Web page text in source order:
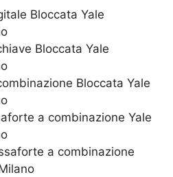
Bloccata Yale
Bloccata Yale
Bloccata Yale
a combinazione Yale
a combinazione